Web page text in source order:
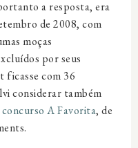
a resposta, era
de 2008, com
moças
por seus
ficasse com 36
considerar também
A Favorita, de